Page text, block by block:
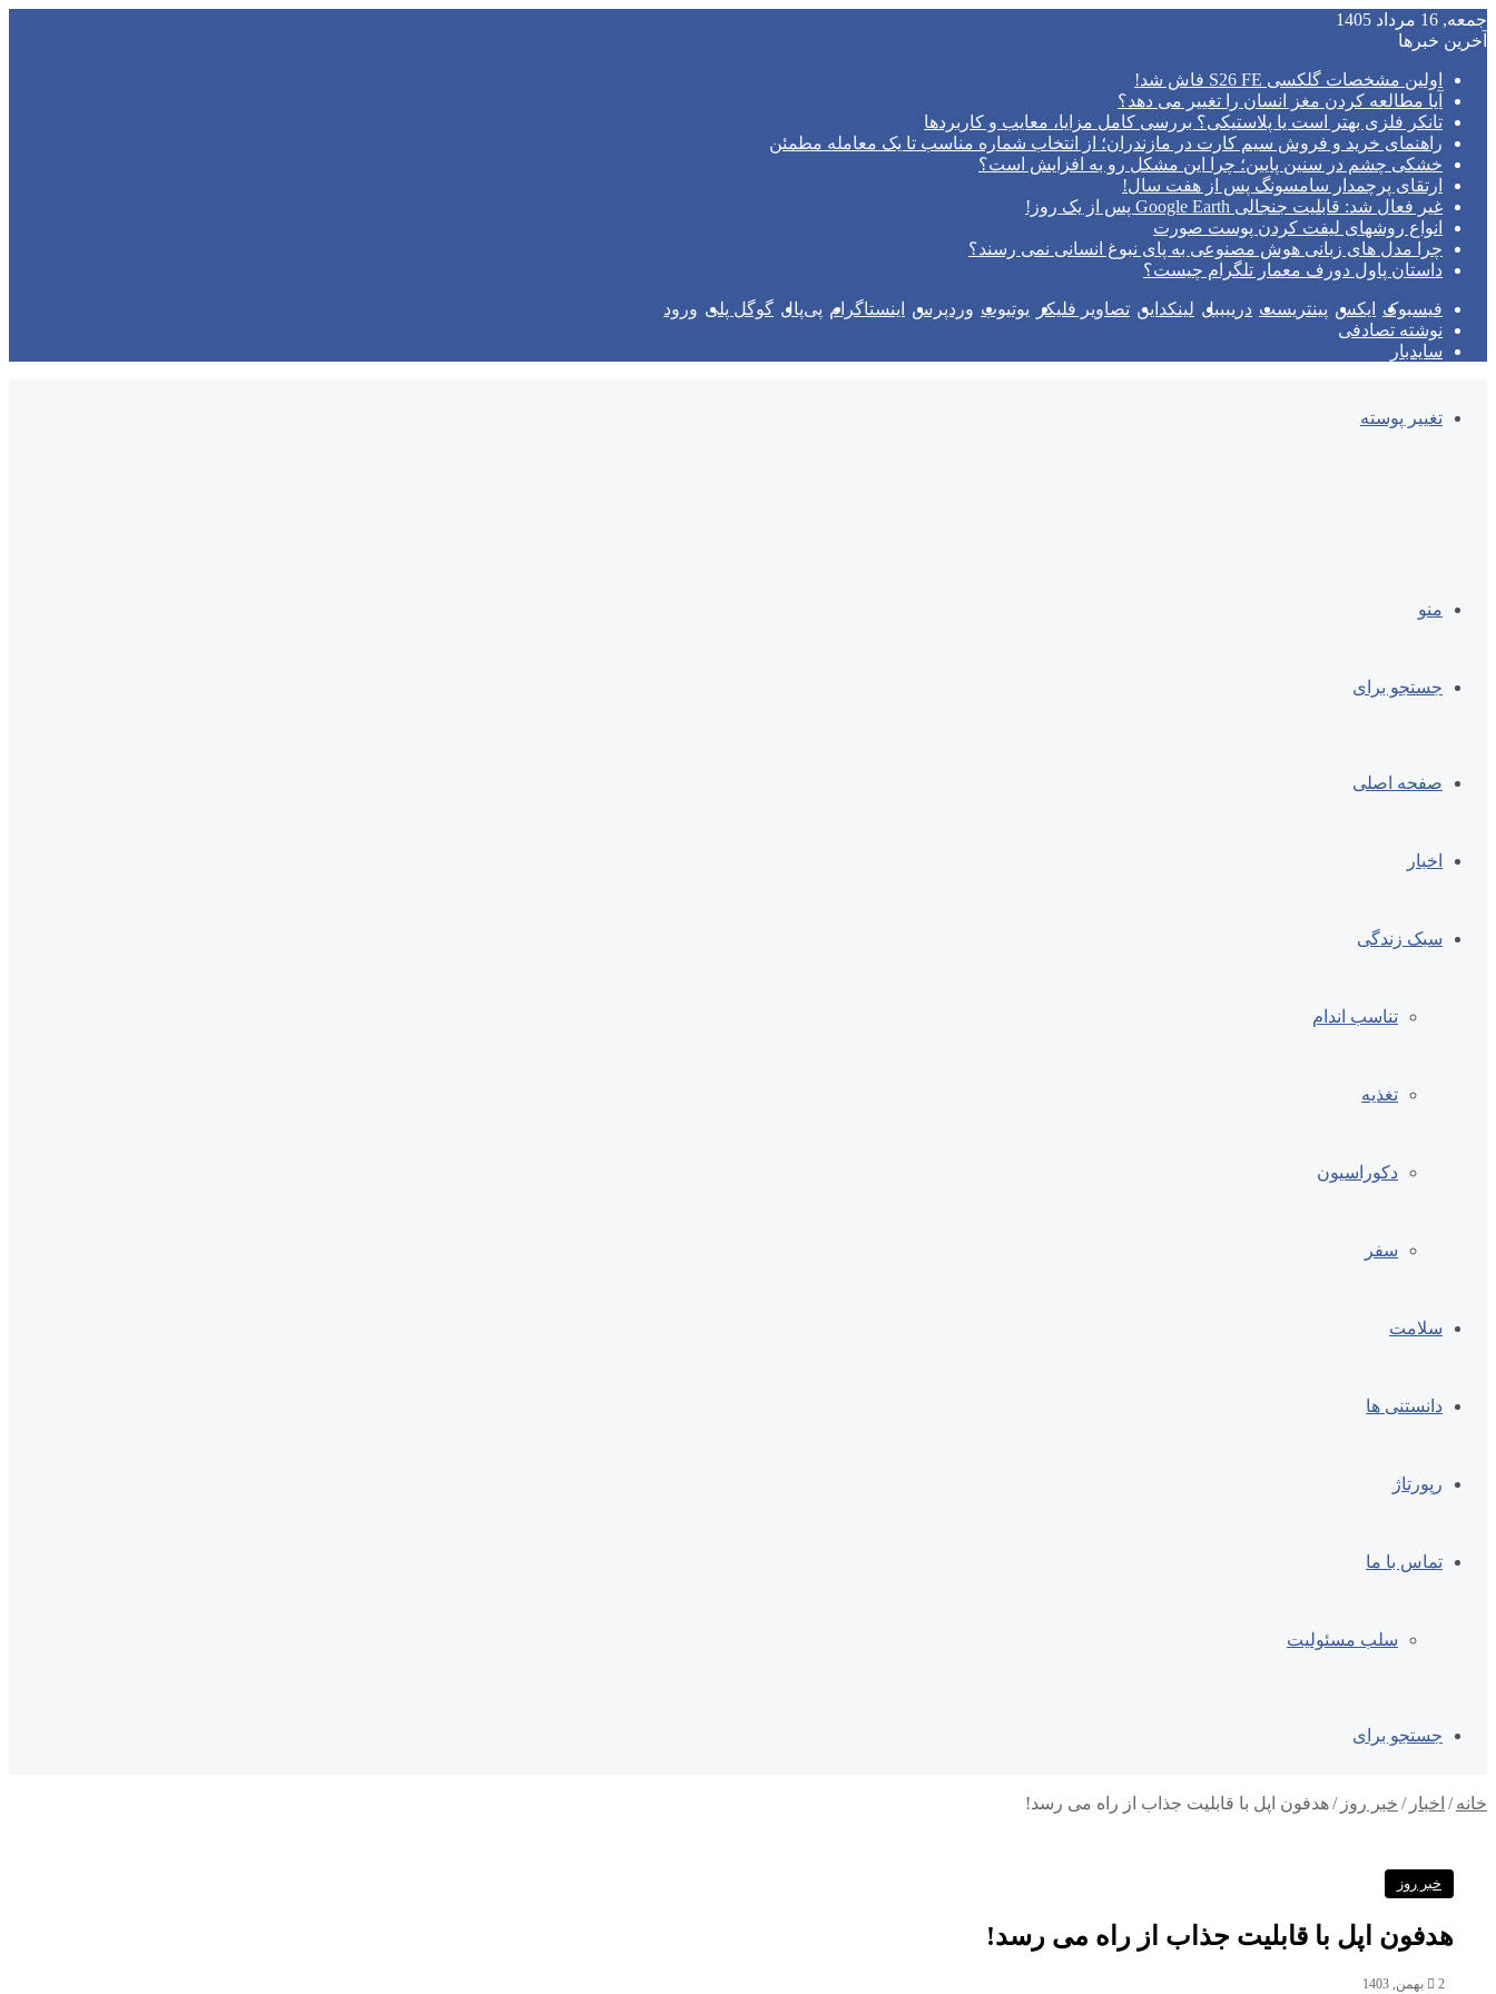
جمعه, 16 مرداد 1405
آخرین خبرها
اولین مشخصات گلکسی S26 FE فاش شد!
آیا مطالعه کردن مغز انسان را تغییر می‌ دهد؟
تانکر فلزی بهتر است یا پلاستیکی؟ بررسی کامل مزایا، معایب و کاربردها
راهنمای خرید و فروش سیم کارت در مازندران؛ از انتخاب شماره مناسب تا یک معامله مطمئن
خشکی چشم در سنین پایین؛ چرا این مشکل رو به افزایش است؟
ارتقای پرچمدار سامسونگ پس از هفت سال!
غیر فعال شد: قابلیت جنجالی Google Earth پس از یک روز!
انواع روشهای لیفت کردن پوست صورت
چرا مدل‌ های زبانی هوش مصنوعی به پای نبوغ انسانی نمی‌ رسند؟
داستان پاول دورف معمار تلگرام چیست؟
فیسبوک ایکس پینتریست دریبببل لینکداین تصاویر فلیکر یوتیوب وردپرس اینستاگرام پی‌پال گوگل پلی ورود
نوشته تصادفی
سایدبار
تغییر پوسته
منو
جستجو برای
صفحه اصلی
اخبار
سبک زندگی
تناسب اندام
تغذیه
دکوراسیون
سفر
سلامت
دانستنی ها
رپورتاژ
تماس با ما
سلب مسئولیت
جستجو برای
خانه / اخبار / خبر روز /هدفون‌ اپل با قابلیت جذاب از راه می رسد!
خبر روز
هدفون‌ اپل با قابلیت جذاب از راه می رسد!
2 بهمن, 1403